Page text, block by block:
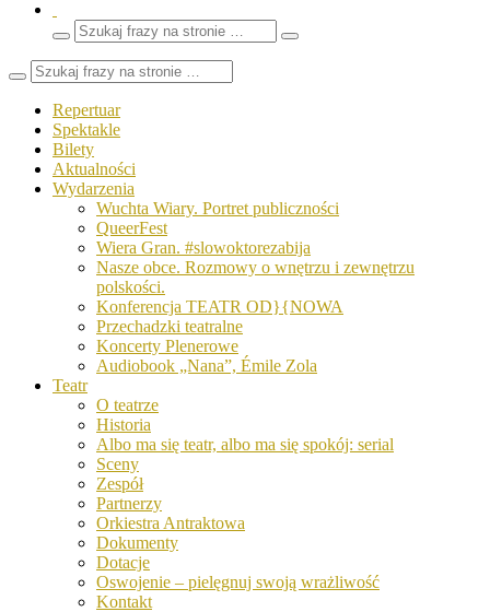
Wyszukaj
frazy
Zamknij
Repertuar
Spektakle
Bilety
Aktualności
Wydarzenia
Wuchta Wiary. Portret publiczności
QueerFest
Wiera Gran. #slowoktorezabija
Nasze obce. Rozmowy o wnętrzu i zewnętrzu
polskości.
Konferencja TEATR OD}{NOWA
Przechadzki teatralne
Koncerty Plenerowe
Audiobook „Nana”, Émile Zola
Teatr
O teatrze
Historia
Albo ma się teatr, albo ma się spokój: serial
Sceny
Zespół
Partnerzy
Orkiestra Antraktowa
Dokumenty
Dotacje
Oswojenie – pielęgnuj swoją wrażliwość
Kontakt